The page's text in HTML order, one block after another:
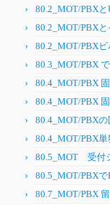
80.2_MOT/PBX
80.2_MOT/PBX
80.2_MOT/PBX
80.3_MOT/PBX
80.4_MOT/PBX
80.4_MOT/PBX
80.4_MOT/PBX
80.4_MOT/PBX
80.5_MOT 受付
80.5_MOT/PBXで
80.7_MOT/PBX